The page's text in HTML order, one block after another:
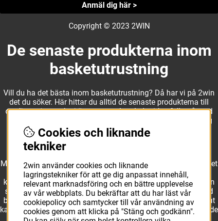
Anmäl dig här >
Copyright © 2023 2WIN
De senaste produkterna inom
basketutrustning
Vill du ha det bästa inom basketutrustning? Då har vi på 2win
det du söker. Här hittar du alltid de senaste produkterna till
otroliga priser, och vi är noga med att hela tiden fylla på med
nyheter i webbshopen. Det gör oss till ett naturligt val för dig
som vill ha utrustning som överträffar alla andra märken.
Med ett av Sveriges största kläd- och skosortiment inom basket
kan vi erbjuda allt som du eller din klubb behöver. Välj ut
kvalitativa basketbollar och basketskor från välkända märken
som Molten, Nike, Adidas och Spalding och komplettera med
basketkläder från Jordan. I vårt breda och prisvärda sortiment
kan vi erbjuda matchkläder som ger maximal rörelsefrihet, både
på och utanför planen. Oavsett vad du behöver för
Cookies och liknande
tekniker
2win använder cookies och liknande
lagringstekniker för att ge dig anpassat innehåll,
relevant marknadsföring och en bättre upplevelse
av vår webbplats. Du bekräftar att du har läst vår
cookiepolicy och samtycker till vår användning av
cookies genom att klicka på "Stäng och godkänn".